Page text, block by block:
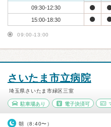
09:30-12:30
15:00-18:30
09:00-13:00
さいたま市立病院
埼玉県さいたま市緑区三室
駐車場あり 電子決済可
朝（8:40〜）